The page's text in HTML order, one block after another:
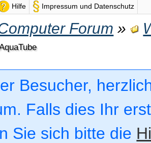
Hilfe Impressum und Datenschutz
Forum »
Besucher,
Falls dies Ihr
Sie sich bitte die